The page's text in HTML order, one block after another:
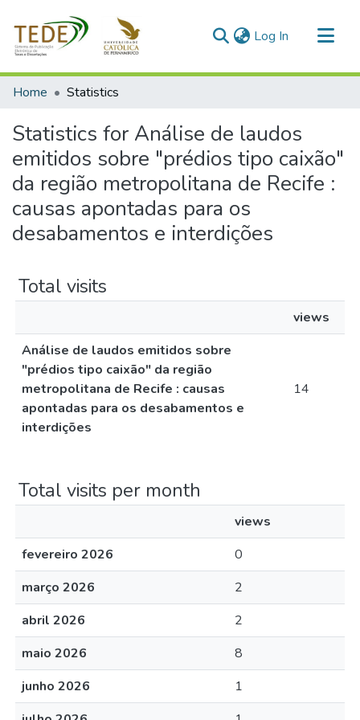
Log In (current)
Communities & Collections
Home Statistics
Statistics for Análise de laudos
emitidos sobre "prédios tipo caixão"
da região metropolitana de Recife :
causas apontadas para os
desabamentos e interdições
Total visits
views
Análise de laudos emitidos sobre
"prédios tipo caixão" da região
metropolitana de Recife : causas
apontadas para os desabamentos e
interdições
14
Total visits per month
views
fevereiro 2026
0
março 2026
2
abril 2026
2
maio 2026
8
junho 2026
1